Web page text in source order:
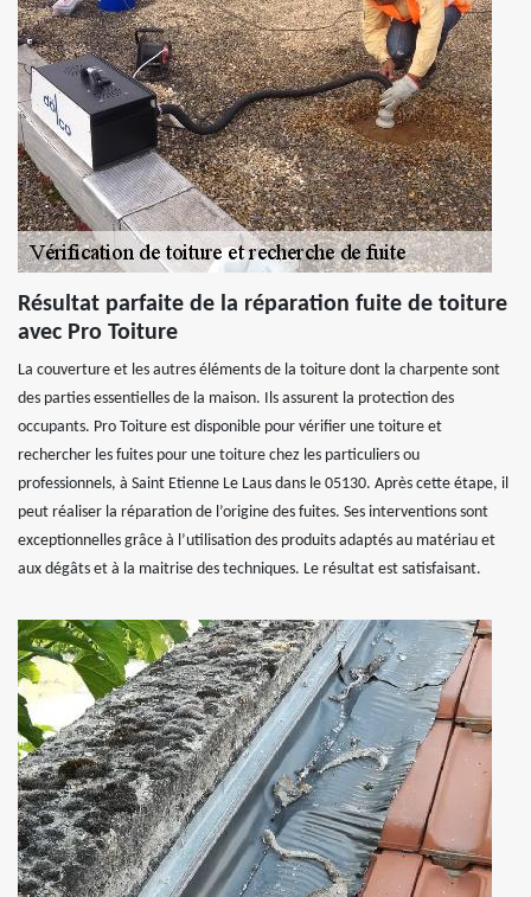
Résultat parfaite de la réparation fuite de toiture
avec Pro Toiture
La couverture et les autres éléments de la toiture dont la charpente sont
des parties essentielles de la maison. Ils assurent la protection des
occupants. Pro Toiture est disponible pour vérifier une toiture et
rechercher les fuites pour une toiture chez les particuliers ou
professionnels, à Saint Etienne Le Laus dans le 05130. Après cette étape, il
peut réaliser la réparation de l’origine des fuites. Ses interventions sont
exceptionnelles grâce à l’utilisation des produits adaptés au matériau et
aux dégâts et à la maitrise des techniques. Le résultat est satisfaisant.